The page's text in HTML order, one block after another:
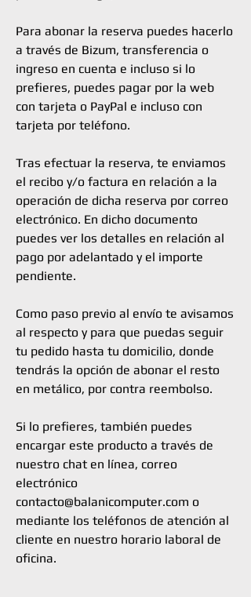
Para abonar la reserva puedes hacerlo
a través de Bizum, transferencia o
ingreso en cuenta e incluso si lo
prefieres, puedes pagar por la web
con tarjeta o PayPal e incluso con
tarjeta por teléfono.
Tras efectuar la reserva, te enviamos
el recibo y/o factura en relación a la
operación de dicha reserva por correo
electrónico. En dicho documento
puedes ver los detalles en relación al
pago por adelantado y el importe
pendiente.
Como paso previo al envío te avisamos
al respecto y para que puedas seguir
tu pedido hasta tu domicilio, donde
tendrás la opción de abonar el resto
en metálico, por contra reembolso.
Si lo prefieres, también puedes
encargar este producto a través de
nuestro chat en línea, correo
electrónico
contacto@balanicomputer.com o
mediante los teléfonos de atención al
cliente en nuestro horario laboral de
oficina.